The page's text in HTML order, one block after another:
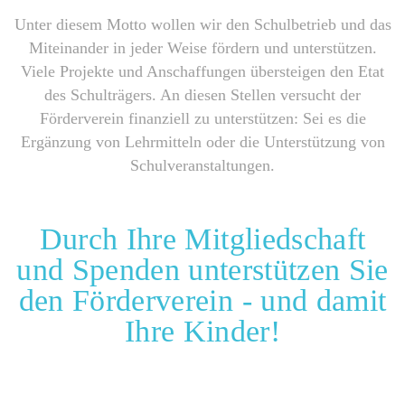
Unter diesem Motto wollen wir den Schulbetrieb und das
Miteinander in jeder Weise fördern und unterstützen.
Viele Projekte und Anschaffungen übersteigen den Etat
des Schulträgers. An diesen Stellen versucht der
Förderverein finanziell zu unterstützen: Sei es die
Ergänzung von Lehrmitteln oder die Unterstützung von
Schulveranstaltungen.
Durch Ihre Mitgliedschaft
und Spenden unterstützen Sie
den Förderverein - und damit
Ihre Kinder!